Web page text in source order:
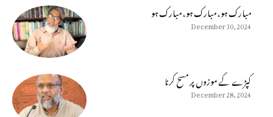
مبارک ہو، مبارک ہو، مبارک ہو
December 30, 2024
كپڑے كے موزوں پر مسح كرنا
December 28, 2024